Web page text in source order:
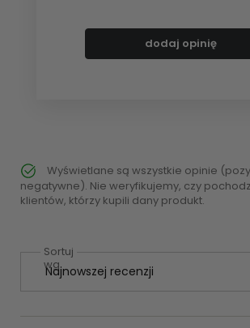
dodaj opinię
Wyświetlane są wszystkie opinie
negatywne). Nie weryfikujemy, czy
klientów, którzy kupili dany produkt.
Sortuj
wg